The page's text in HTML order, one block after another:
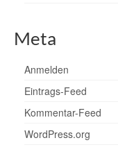
Meta
Anmelden
Eintrags-Feed
Kommentar-Feed
WordPress.org